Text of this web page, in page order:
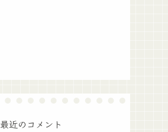
最近のコメント